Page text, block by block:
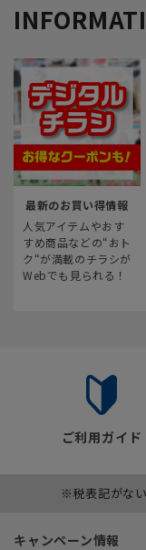
最新のお買い得情報
人気アイテムやおす
すめ商品などの“おト
ク“が満載のチラシが
Webでも見られる！
ご利用ガイド
※税表記がな
キャンペーン情報